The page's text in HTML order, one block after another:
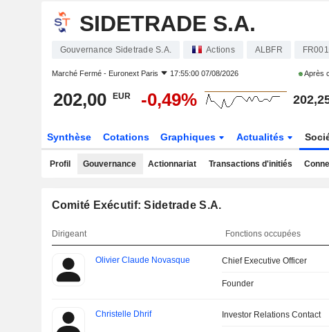
SIDETRADE S.A.
Gouvernance Sidetrade S.A. Actions ALBFR
Marché Fermé - Euronext Paris 17:55:00 07/08/2026 Après
202,00 EUR -0,49%
Synthèse Cotations Graphiques Actualités
Profil Gouvernance Actionnariat Transactions d'initiés
Comité Exécutif: Sidetrade S.A.
Dirigeant Fonctions occupées
Olivier Claude Novasque Chief Executive Officer
Founder
Christelle Dhrif Investor Relations Contact